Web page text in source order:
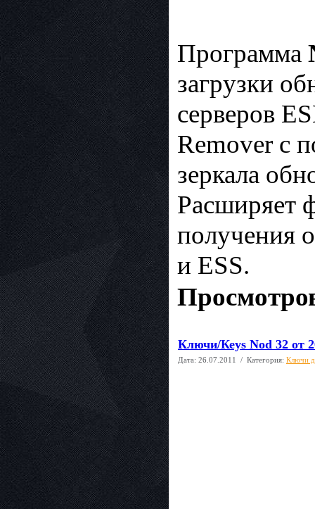
Программа
загрузки
серверов
Remover с
зеркала
Расширяет
получения
и ESS.
Ключи/Кеys Nоd 32 от
Дата: 26.07.2011 / Категория: Ключи